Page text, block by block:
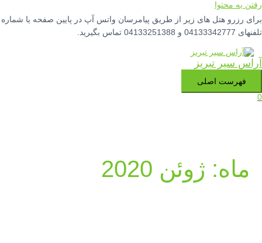
رفتن به محتوا
برای رزرو هتل های زیر از طریق پیامرسان واتس آپ در پایین صفحه یا شماره
تلفنهای 04133342777 و 04133251388 تماس بگیرید.
آراس سیر تبریز
فهرست اصلی
0
ماه: ژوئن 2020